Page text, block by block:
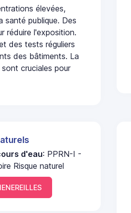
élevées,
santé publique. Des
réduire l'exposition.
des tests réguliers
des bâtiments. La
cruciales pour
d'eau: PPRN-I -
Risque naturel